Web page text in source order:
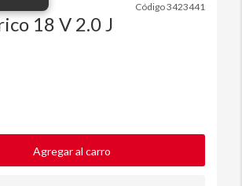
Código3423441
18 V 2.0 J
Agregar al carro